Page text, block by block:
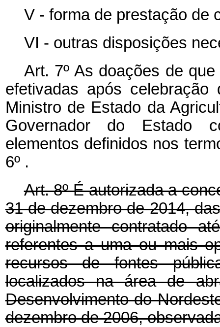
V - forma de prestação de
VI - outras disposições
Art. 7º As doações de
efetivadas após
Ministro de Estado da
Governador do Estado
elementos definidos nos
6º .
Art. 8º É autorizada a
31 de dezembro de 2014,
originalmente contratado
referentes a uma ou mais
recursos de fontes
localizados na área de
Desenvolvimento do
dezembro de 2006,